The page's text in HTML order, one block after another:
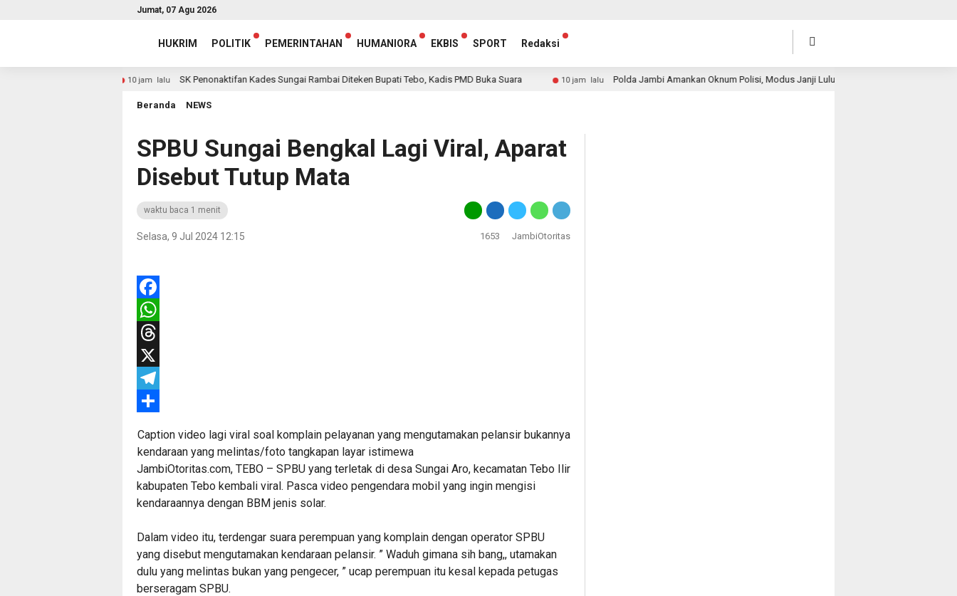
Jumat, 07 Agu 2026
HUKRIM POLITIK PEMERINTAHAN HUMANIORA EKBIS SPORT Redaksi
10 jam lalu SK Penonaktifan Kades Sungai Rambai Diteken Bupati Tebo, Kadis PMD Buka Suara 10 jam lalu Polda Jambi Amankan Oknum Polisi, Modus Janji Lulus Seleksi Polri
Beranda NEWS
SPBU Sungai Bengkal Lagi Viral, Aparat
Disebut Tutup Mata
waktu baca 1 menit
Selasa, 9 Jul 2024 12:15 1653 JambiOtoritas
Facebook
WhatsApp
Threads
X
Telegram
Caption video lagi viral soal komplain pelayanan yang mengutamakan pelansir bukannya
kendaraan yang melintas/foto tangkapan layar istimewa
JambiOtoritas.com, TEBO – SPBU yang terletak di desa Sungai Aro, kecamatan Tebo Ilir
kabupaten Tebo kembali viral. Pasca video pengendara mobil yang ingin mengisi
kendaraannya dengan BBM jenis solar.
Dalam video itu, terdengar suara perempuan yang komplain dengan operator SPBU
yang disebut mengutamakan kendaraan pelansir. ” Waduh gimana sih bang,, utamakan
dulu yang melintas bukan yang pengecer, ” ucap perempuan itu kesal kepada petugas
berseragam SPBU.